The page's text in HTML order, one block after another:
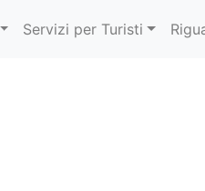
Servizi per Turisti